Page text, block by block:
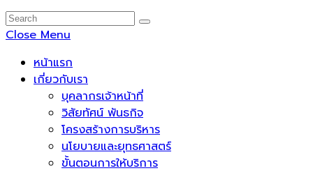
Close Menu
หน้าแรก
เกี่ยวกับเรา
บุคลากรเจ้าหน้าที่
วิสัยทัศน์ พันธกิจ
โครงสร้างการบริหาร
นโยบายและยุทธศาสตร์
ขั้นตอนการให้บริการ